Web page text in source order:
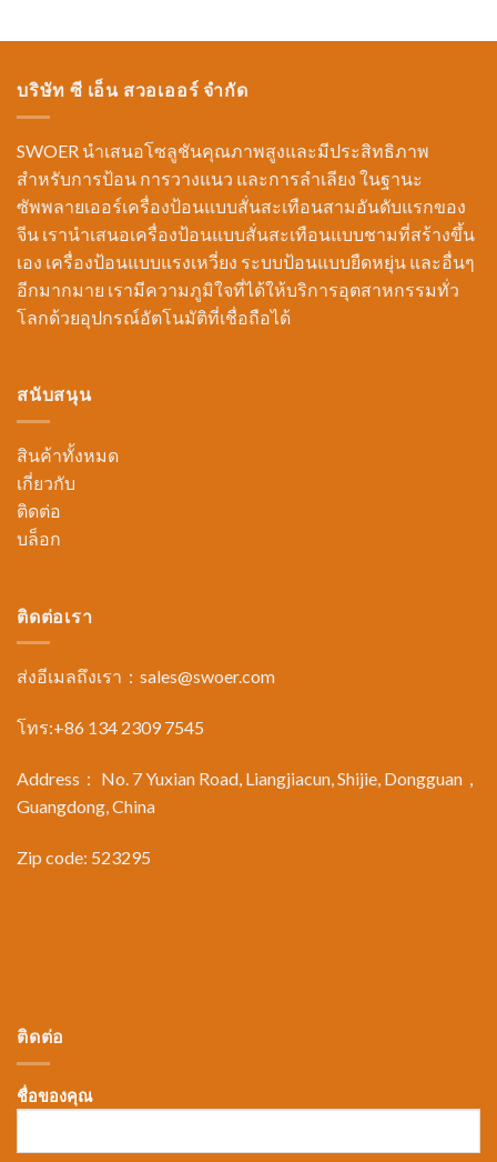
บริษัท ซี เอ็น สวอเออร์ จำกัด
SWOER นำเสนอโซลูชันคุณภาพสูงและมีประสิทธิภาพ
สำหรับการป้อน การวางแนว และการลำเลียง ในฐานะ
ซัพพลายเออร์เครื่องป้อนแบบสั่นสะเทือนสามอันดับแรกของ
จีน เรานำเสนอเครื่องป้อนแบบสั่นสะเทือนแบบชามที่สร้างขึ้น
เอง เครื่องป้อนแบบแรงเหวี่ยง ระบบป้อนแบบยืดหยุ่น และอื่นๆ
อีกมากมาย เรามีความภูมิใจที่ได้ให้บริการอุตสาหกรรมทั่ว
โลกด้วยอุปกรณ์อัตโนมัติที่เชื่อถือได้
สนับสนุน
สินค้าทั้งหมด
เกี่ยวกับ
ติดต่อ
บล็อก
ติดต่อเรา
ส่งอีเมลถึงเรา： sales@swoer.com
โทร:+86 134 2309 7545
Address： No. 7 Yuxian Road, Liangjiacun, Shijie, Dongguan，
Guangdong, China
Zip code: 523295
ติดต่อ
ชื่อของคุณ